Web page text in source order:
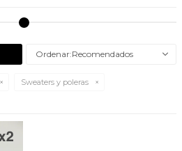
Recomendados
Sweaters y poleras